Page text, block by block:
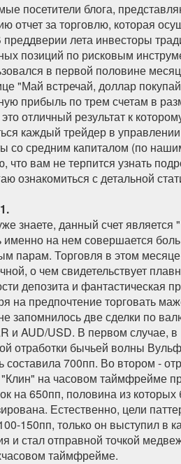
посетители блога,
отчет за торговлю, которая
преддверии лета инвесторы
позиций по рисковым
в первой половине
"Май встречай, доллар
прибыль по трем счетам в
это отличный результат к
каждый трейдер в
со средним капиталом (по
что вам не терпится узнать
ознакомиться с детальной
знаете, данный счет
именно на нем совершается
парам. Торговля в этом
о чем свидетельствует
депозита и фантастическая
на предпочтение торговать
запомнилось две сделки по
и AUD/USD. В первом случае, в
отработки бычьей волны
составила 700пп. Во втором -
на часовом таймфрейме
на 650пп, половина из
Естественно, цели
150пп, только он выступил в
и стал отправной точкой
таймфрейме.